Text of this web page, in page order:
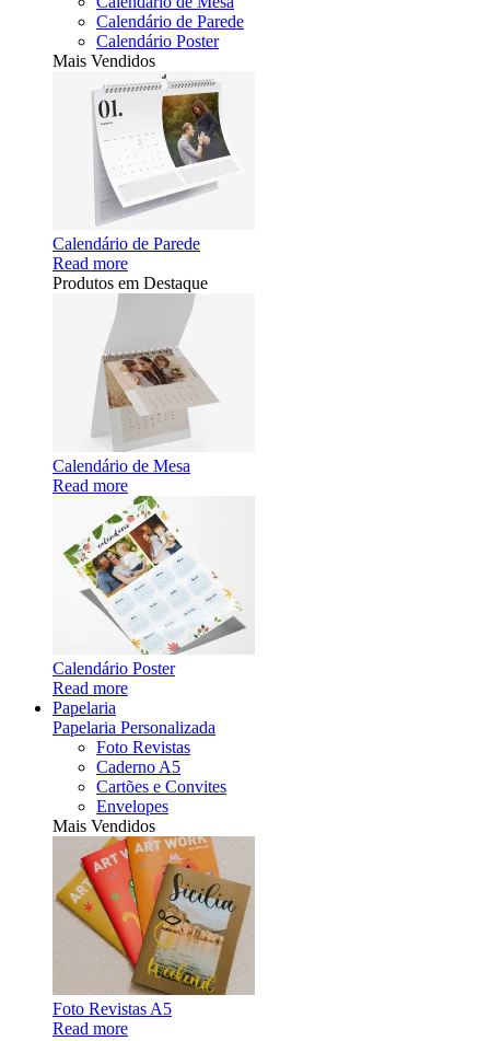
Calendário de Parede
Calendário Poster
Mais Vendidos
Calendário de Parede
Read more
Produtos em Destaque
Calendário de Mesa
Read more
Calendário Poster
Read more
Papelaria
Papelaria Personalizada
Foto Revistas
Caderno A5
Cartões e Convites
Envelopes
Mais Vendidos
Foto Revistas A5
Read more